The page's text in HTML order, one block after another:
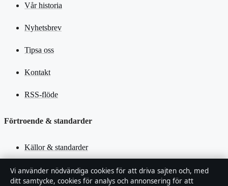
Vår historia
Nyhetsbrev
Tipsa oss
Kontakt
RSS-flöde
Förtroende & standarder
Källor & standarder
Redaktionell policy
Vi använder nödvändiga cookies för att driva sajten och, med
ditt samtycke, cookies för analys och annonsering för att